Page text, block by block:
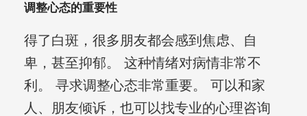
调整心态的重要性
得了白斑，很多朋友都会感到焦虑、自
卑，甚至抑郁。 这种情绪对病情非常不
利。 寻求调整心态非常重要。 可以和家
人、朋友倾诉，也可以找专业的心理咨询